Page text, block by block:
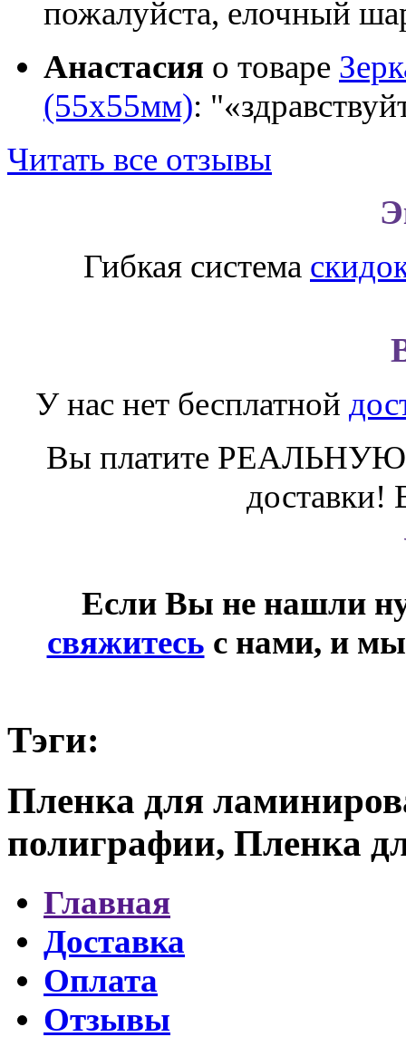
пожалуйста, елочный
Анастасия о товаре
(55х55мм):
Читать все отзывы
Гибкая система
У нас нет бесплатной
Вы платите
доставки!
Если Вы не нашли
свяжитесь с нами, и мы
Тэги:
Пленка для
полиграфии, Пленка
Главная
Доставка
Оплата
Отзывы